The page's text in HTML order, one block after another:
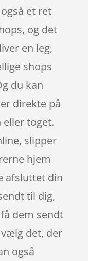
et ret
og det
en leg,
shops
du kan
direkte på
toget.
slipper
hjem
afsluttet din
til dig,
dem sendt
det, der
også